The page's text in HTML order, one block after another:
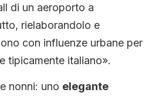
di un aeroporto a
rielaborandolo e
con influenze urbane per
tipicamente italiano».
nonni: uno elegante